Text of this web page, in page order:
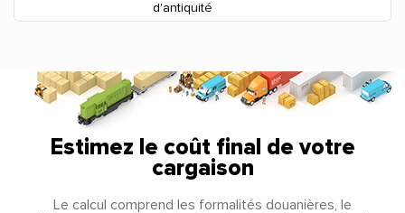
d'antiquité
Estimez le coût final de votre
cargaison
Le calcul comprend les formalités douanières, le